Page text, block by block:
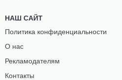
НАШ САЙТ
Политика конфиденциальности
О нас
Рекламодателям
Контакты